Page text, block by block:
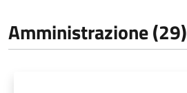
Amministrazione (29)